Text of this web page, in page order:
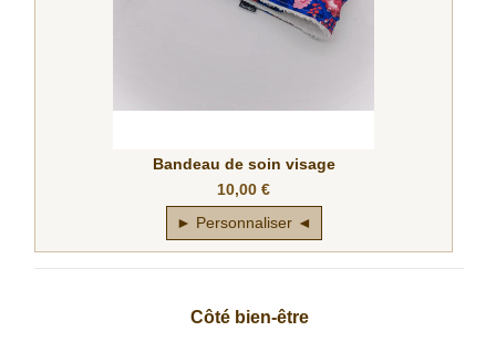
Bandeau de soin visage
10,00 €
► Personnaliser ◄
Côté bien-être